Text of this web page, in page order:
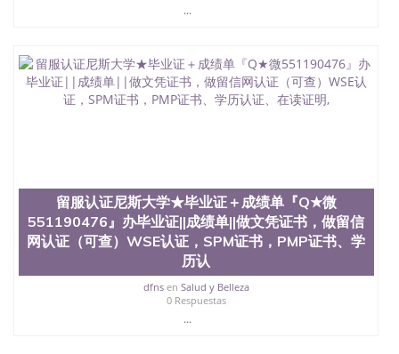
University）圣何塞州立大学毕业证（San Jose State
University）圣何塞州立大学毕业证（San Jose State
University）圣何塞州立大学成绩单（San Jose State
University）圣何塞州立大学成绩单（ San Jose State
University）圣何塞州立大学（ San Jose State
University）圣何塞州立大学（San Jose State
University）圣何塞州立大学文凭（San Jose State
University）圣何塞州立大学文凭（San Jose State
University）文凭圣何塞州立大学文凭（San Jose
State University）圣何塞州立大学学历（ San Jose
State University）圣何塞州立大学学历（San Jose
State University）圣何塞州立大学学历（San Jose
...
留服认证尼斯大学★毕业证＋成绩单『Q★微
551190476』办毕业证||成绩单||做文凭证书，做留信
网认证（可查）WSE认证，SPM证书，PMP证书、学
历认
dfnsen Salud y Belleza
0 Respuestas
...